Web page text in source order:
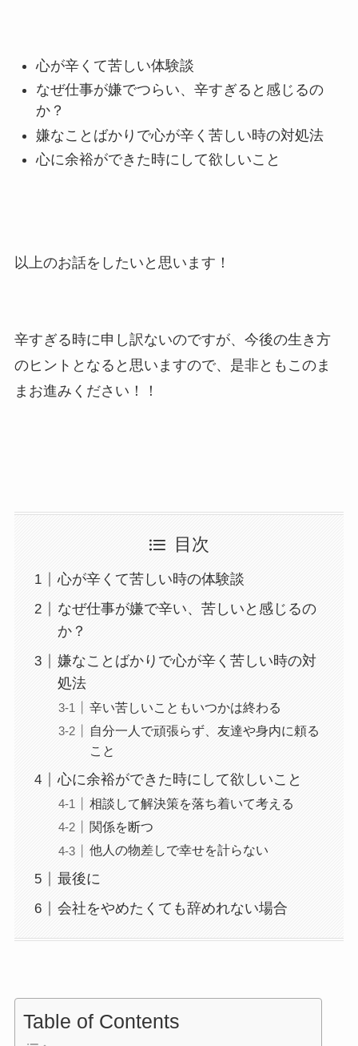
心が辛くて苦しい体験談
なぜ仕事が嫌でつらい、辛すぎると感じるの
か？
嫌なことばかりで心が辛く苦しい時の対処法
心に余裕ができた時にして欲しいこと
以上のお話をしたいと思います！
辛すぎる時に申し訳ないのですが、今後の生き方
のヒントとなると思いますので、是非ともこのま
まお進みください！！
目次
心が辛くて苦しい時の体験談
なぜ仕事が嫌で辛い、苦しいと感じるの
か？
嫌なことばかりで心が辛く苦しい時の対
処法
辛い苦しいこともいつかは終わる
自分一人で頑張らず、友達や身内に頼る
こと
心に余裕ができた時にして欲しいこと
相談して解決策を落ち着いて考える
関係を断つ
他人の物差しで幸せを計らない
最後に
会社をやめたくても辞めれない場合
Table of Contents